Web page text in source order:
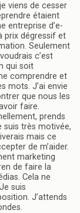
viens de cesser
étaient
entreprise d’e-
prix dégressif et
Seulement
c’est
qui soit
comprendre et
mots. J’ai envie
que nous les
faire.
prends
suis très motivée,
mais ce
de m’aider.
marketing
de faire la
Cela ne
suis
J’attends